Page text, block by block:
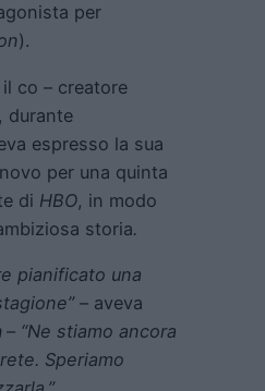
per
).
co – creatore
, durante
espresso la sua
per una quinta
di HBO, in modo
storia.
pianificato una
– aveva
– “Ne stiamo ancora
Speriamo